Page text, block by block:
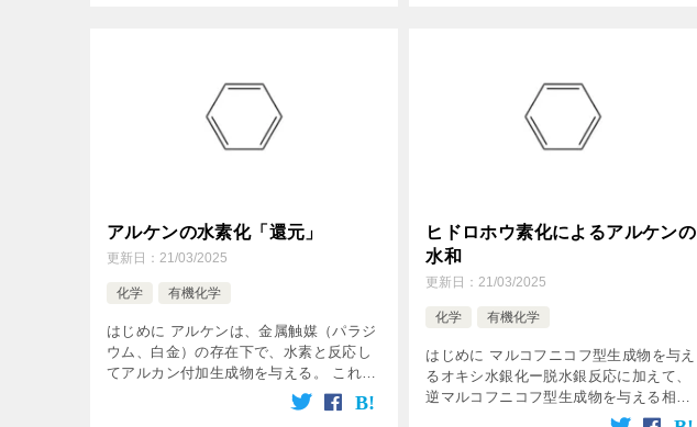
アルケンの水素化「還元」
更新日： 21/03/2025
化学 有機化学
はじめに アルケンは、金属触媒（パラジ
ウム、白金）の存在下で、水素と反応し
てアルカン付加生成物を与える。 これす
なわち、二重結合が水素化したというこ
と。 化学の世界では、これを”還元”され
ヒドロホウ素化によるアルケンの
水和
更新日：21/03/2025
化学 有機化学
はじめに マルコフニコフ型生成物を与え
るオキシ水銀化ー脱水銀反応に加えて、
逆マルコフニコフ型生成物を与える相補
的な方法もある。 それが、ヒドロホウ素